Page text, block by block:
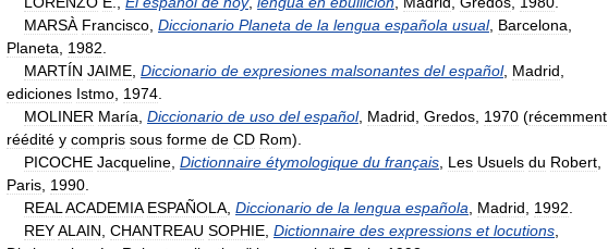
MARSÀ Francisco Diccionario Planeta de la lengua española usual, Barcelona
Planeta
1982
MARTÍN JAIME Diccionario de expresiones malsonantes del español, Madrid
ediciones Istmo 1974
MOLINER María Diccionario de uso del español, Madrid Gredos 1970 (récemment
réédité y compris sous forme de CD Rom).
PICOCHE Jacqueline Dictionnaire étymologique du français Les Usuels du Robert
Paris 1990
REAL ACADEMIA ESPAÑOLA Diccionario de la lengua española Madrid 1992
REYALAIN CHANTREAU SOPHIE Dictionnaire des expressions et locutions